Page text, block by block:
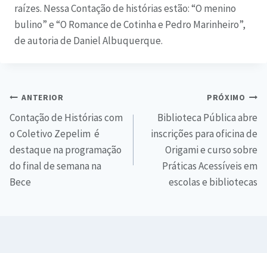
raízes. Nessa Contação de histórias estão: “O menino
bulino” e “O Romance de Cotinha e Pedro Marinheiro”,
de autoria de Daniel Albuquerque.
ANTERIOR
Contação de Histórias com
o Coletivo Zepelim é
destaque na programação
do final de semana na
Bece
PRÓXIMO
Biblioteca Pública abre
inscrições para oficina de
Origami e curso sobre
Práticas Acessíveis em
escolas e bibliotecas